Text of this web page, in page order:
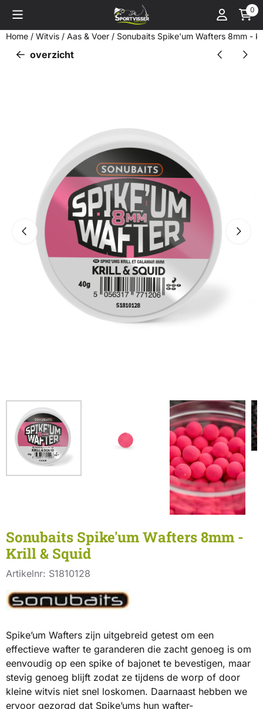
Cookievoorkeuren zijn momenteel gesloten. 0
Home / Witvis / Aas & Voer / Sonubaits Spike'um Wafters 8mm -
overzicht
Sonubaits Spike'um Wafters 8mm -
Krill & Squid
Artikelnr: S1810128
Spike’um Wafters zijn uitgebreid getest om een
effectieve wafter te garanderen die zacht genoeg is om
eenvoudig op een spike of bajonet te bevestigen, maar
stevig genoeg blijft zodat ze tijdens de worp of door
kleine witvis niet snel loskomen. Daarnaast hebben we
ervoor gezorgd dat Spike’ums hun wafter-